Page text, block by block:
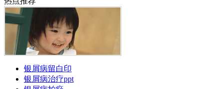
银屑病留白印
银屑病治疗ppt